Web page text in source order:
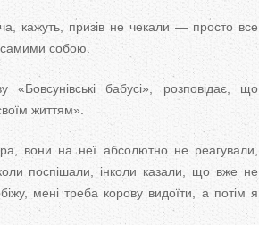
кажуть, призів не чекали — просто все
самими собою.
«Бовсунівські бабусі», розповідає, що
життям».
вони на неї абсолютно не реагували,
поспішали, інколи казали, що вже не
мені треба корову видоїти, а потім я